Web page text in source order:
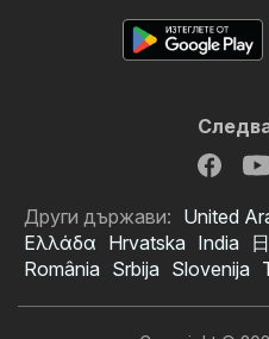
Други държави: United
Ελλάδα Hrvatska India
România Srbija Slovenija